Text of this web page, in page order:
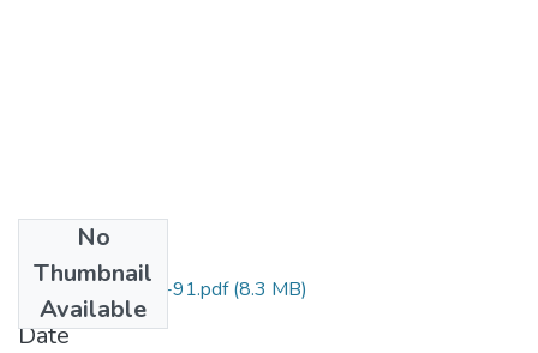
No
Thumbnail
Available
1106-05-053-91.pdf(8.3 MB)
Date